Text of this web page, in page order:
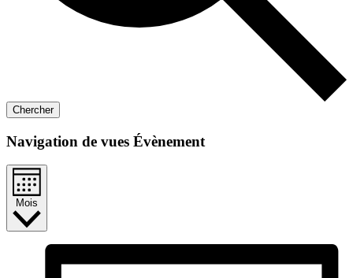
Chercher
Navigation de vues Évènement
Mois